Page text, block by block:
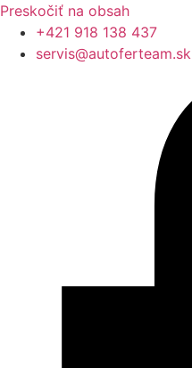
Preskočiť na obsah
+421 918 138 437
servis@autoferteam.sk